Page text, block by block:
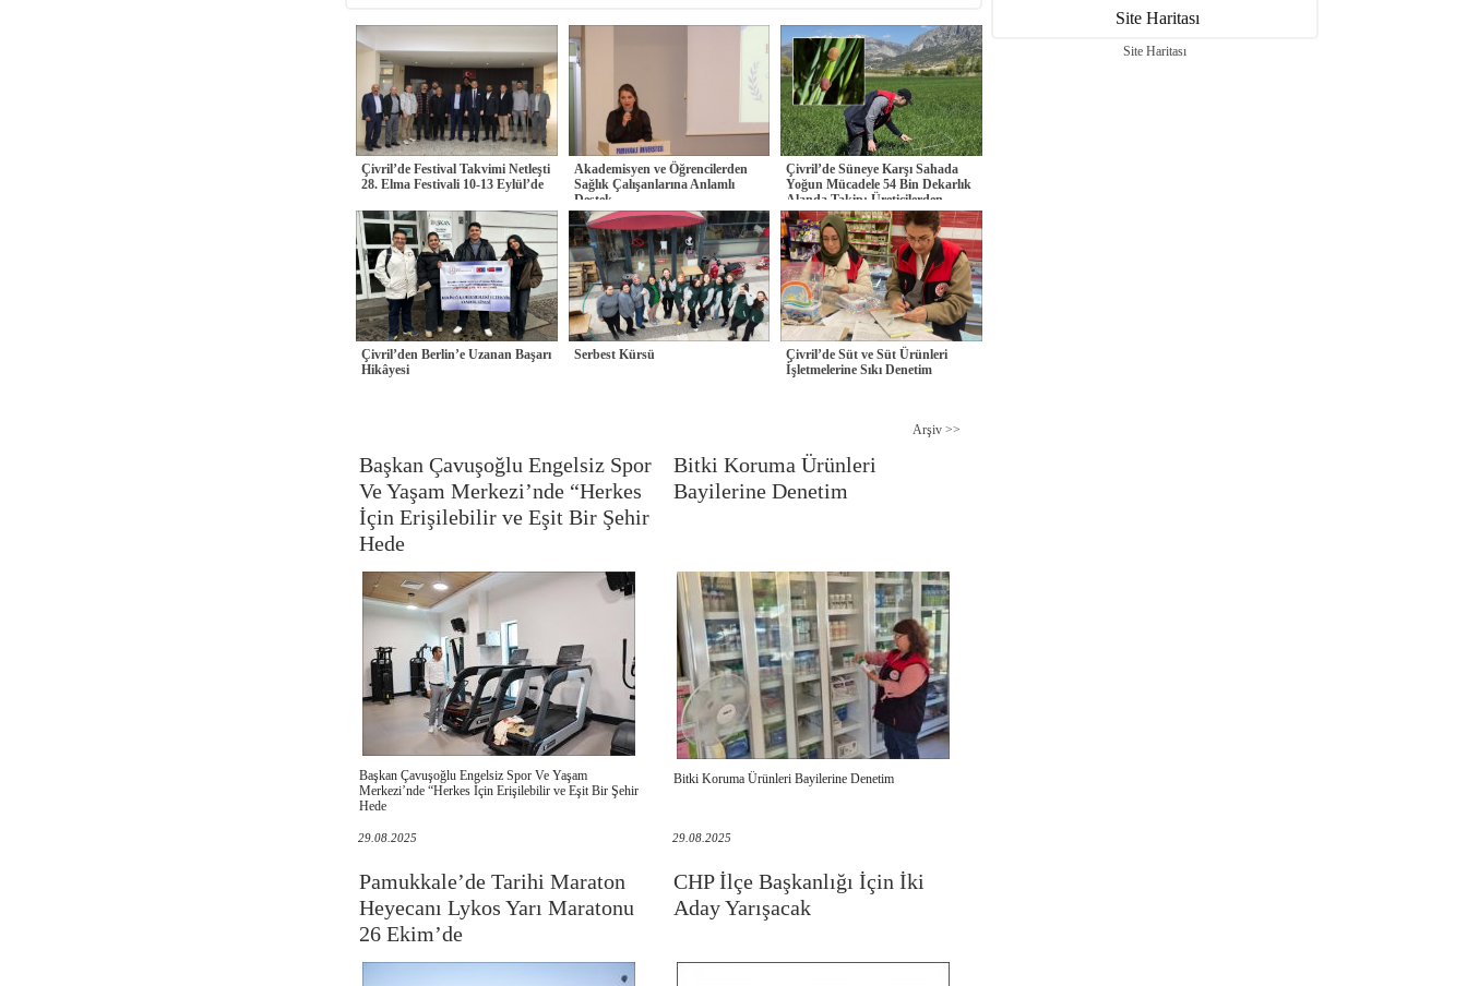
Çivril’de Festival Takvimi Netleşti
28. Elma Festivali 10-13 Eylül’de
Akademisyen ve Öğrencilerden
Sağlık Çalışanlarına Anlamlı
Destek
Çivril’de Süneye Karşı Sahada
Yoğun Mücadele 54 Bin Dekarlık
Alanda Takip: Üreticilerden
Çalışmalara
Çivril’den Berlin’e Uzanan Başarı
Hikâyesi
Serbest Kürsü
Çivril’de Süt ve Süt Ürünleri
İşletmelerine Sıkı Denetim
Arşiv >>
Başkan Çavuşoğlu Engelsiz Spor
Ve Yaşam Merkezi’nde “Herkes
İçin Erişilebilir ve Eşit Bir Şehir
Hede
Bitki Koruma Ürünleri
Bayilerine Denetim
Başkan Çavuşoğlu Engelsiz Spor Ve Yaşam
Merkezi’nde “Herkes İçin Erişilebilir ve Eşit Bir Şehir
Hede
Bitki Koruma Ürünleri Bayilerine Denetim
29.08.2025 29.08.2025
Pamukkale’de Tarihi Maraton
Heyecanı Lykos Yarı Maratonu
26 Ekim’de
CHP İlçe Başkanlığı İçin İki
Aday Yarışacak
Site Haritası
Site Haritası